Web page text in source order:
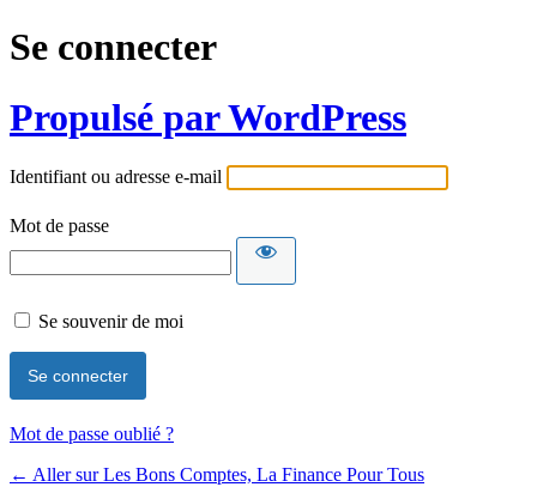
Se connecter
Propulsé par WordPress
Identifiant ou adresse e-mail
Mot de passe
Se souvenir de moi
Mot de passe oublié ?
← Aller sur Les Bons Comptes, La Finance Pour Tous